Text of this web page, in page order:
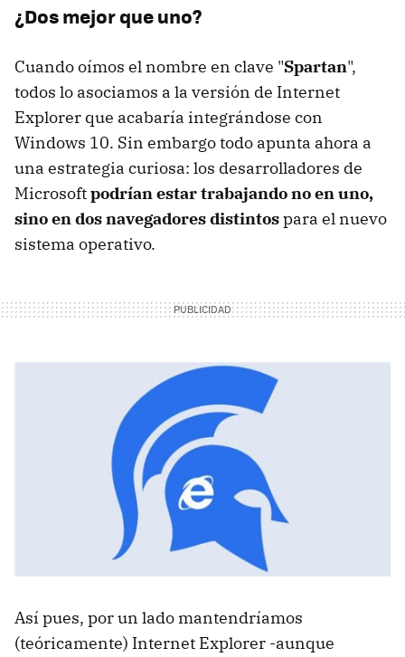
¿Dos mejor que uno?
Cuando oímos el nombre en clave "Spartan",
todos lo asociamos a la versión de Internet
Explorer que acabaría integrándose con
Windows 10. Sin embargo todo apunta ahora a
una estrategia curiosa: los desarrolladores de
Microsoftpodrían estar trabajando no en uno,
sino en dos navegadores distintospara el nuevo
sistema operativo.
Así pues, por un lado mantendríamos
(teóricamente) Internet Explorer -aunque